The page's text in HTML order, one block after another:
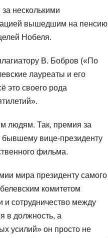
несколькими
вышедшим на пенсию
Нобеля.
В. Бобров («По
лауреаты и его
это своего рода
людям. Так, премия за
бывшему вице-президенту
фильма.
мира президенту самого
комитетом
и сотрудничество между
в должность, а
усилий» он просто не